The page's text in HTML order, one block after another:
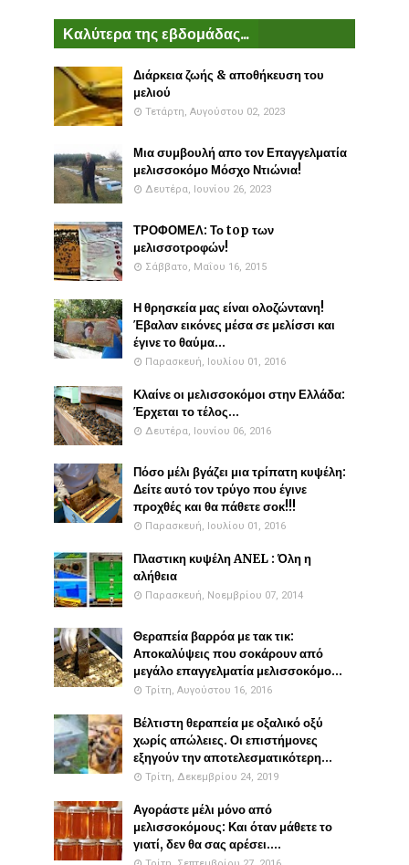
Καλύτερα της εβδομάδας...
Διάρκεια ζωής & αποθήκευση του
μελιού
Τετάρτη, Αυγούστου 02, 2023
Μια συμβουλή απο τον Επαγγελματία
μελισσοκόμο Μόσχο Ντιώνια!
Δευτέρα, Ιουνίου 26, 2023
ΤΡΟΦΟΜΕΛ: Το top των
μελισσοτροφών!
Σάββατο, Μαΐου 16, 2015
Η θρησκεία μας είναι ολοζώντανη!
Έβαλαν εικόνες μέσα σε μελίσσι και
έγινε το θαύμα...
Παρασκευή, Ιουλίου 01, 2016
Κλαίνε οι μελισσοκόμοι στην Ελλάδα:
Έρχεται το τέλος...
Δευτέρα, Ιουνίου 06, 2016
Πόσο μέλι βγάζει μια τρίπατη κυψέλη:
Δείτε αυτό τον τρύγο που έγινε
προχθές και θα πάθετε σοκ!!!
Παρασκευή, Ιουλίου 01, 2016
Πλαστικη κυψέλη ANEL : Όλη η
αλήθεια
Παρασκευή, Νοεμβρίου 07, 2014
Θεραπεία βαρρόα με τακ τικ:
Αποκαλύψεις που σοκάρουν από
μεγάλο επαγγελματία μελισσοκόμο...
Τρίτη, Αυγούστου 16, 2016
Βέλτιστη θεραπεία με οξαλικό οξύ
χωρίς απώλειες. Οι επιστήμονες
εξηγούν την αποτελεσματικότερη...
Τρίτη, Δεκεμβρίου 24, 2019
Αγοράστε μέλι μόνο από
μελισσοκόμους: Και όταν μάθετε το
γιατί, δεν θα σας αρέσει....